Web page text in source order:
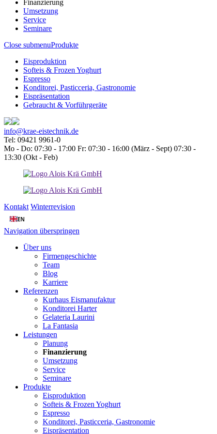
Finanzierung
Umsetzung
Service
Seminare
Close submenuProdukte
Eisproduktion
Softeis & Frozen Yoghurt
Espresso
Konditorei, Pasticceria, Gastronomie
Eispräsentation
Gebraucht & Vorführgeräte
info@krae-eistechnik.de
Tel: 09421 9961-0
Mo - Do: 07:30 - 17:00 Fr: 07:30 - 16:00 (März - Sept) 07:30 -
13:30 (Okt - Feb)
Kontakt Winterrevision
EN
Navigation überspringen
Über uns
Firmengeschichte
Team
Blog
Karriere
Referenzen
Kurhaus Eismanufaktur
Konditorei Harter
Gelateria Laurini
La Fantasia
Leistungen
Planung
Finanzierung
Umsetzung
Service
Seminare
Produkte
Eisproduktion
Softeis & Frozen Yoghurt
Espresso
Konditorei, Pasticceria, Gastronomie
Eispräsentation